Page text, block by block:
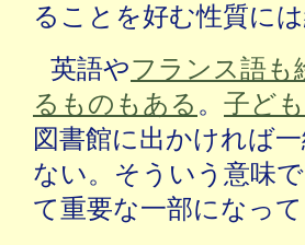
ることを好む性質に
英語やフランス語も
るものもある 。 子ど
図書館に出かければ
ない。そういう意味
て重要な一部になっ